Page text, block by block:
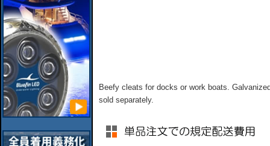
Beefy cleats for docks or work boats.
sold separately.